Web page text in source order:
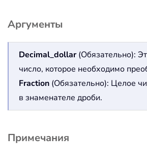
Аргументы
Decimal_dollar(Обязательно):
число, которое необходимо
Fraction (Обязательно): Целое
в знаменателе дроби.
Примечания